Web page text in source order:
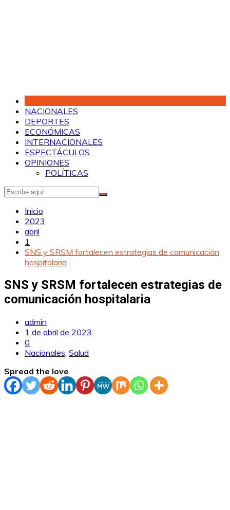
NACIONALES
DEPORTES
ECONÓMICAS
INTERNACIONALES
ESPECTÁCULOS
OPINIONES
POLÍTICAS
Inicio
2023
abril
1
SNS y SRSM fortalecen estrategias de comunicación
hospitalaria
SNS y SRSM fortalecen estrategias de
comunicación hospitalaria
admin
1 de abril de 2023
0
Nacionales Salud
Spread the love